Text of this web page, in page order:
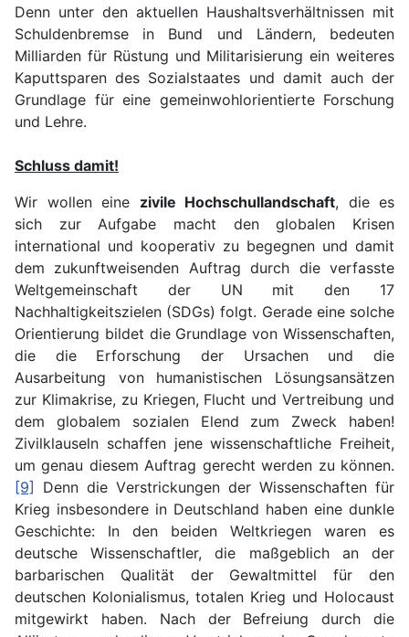
Denn unter den aktuellen Haushaltsverhältnissen mit
Schuldenbremse in Bund und Ländern, bedeuten
Milliarden für Rüstung und Militarisierung ein weiteres
Kaputtsparen des Sozialstaates und damit auch der
Grundlage für eine gemeinwohlorientierte Forschung
und Lehre.
Schluss damit!
Wir wollen eine zivile Hochschullandschaft, die es
sich zur Aufgabe macht den globalen Krisen
international und kooperativ zu begegnen und damit
dem zukunftweisenden Auftrag durch die verfasste
Weltgemeinschaft der UN mit den 17
Nachhaltigkeitszielen (SDGs) folgt. Gerade eine solche
Orientierung bildet die Grundlage von Wissenschaften,
die die Erforschung der Ursachen und die
Ausarbeitung von humanistischen Lösungsansätzen
zur Klimakrise, zu Kriegen, Flucht und Vertreibung und
dem globalem sozialen Elend zum Zweck haben!
Zivilklauseln schaffen jene wissenschaftliche Freiheit,
um genau diesem Auftrag gerecht werden zu können.
[9] Denn die Verstrickungen der Wissenschaften für
Krieg insbesondere in Deutschland haben eine dunkle
Geschichte: In den beiden Weltkriegen waren es
deutsche Wissenschaftler, die maßgeblich an der
barbarischen Qualität der Gewaltmittel für den
deutschen Kolonialismus, totalen Krieg und Holocaust
mitgewirkt haben. Nach der Befreiung durch die